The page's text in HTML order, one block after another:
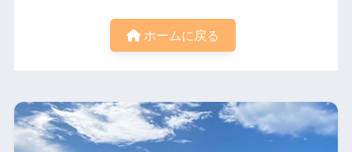
ホームに戻る